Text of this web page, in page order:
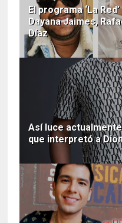
El programa ‘La
Dayana Jaimes,
Díaz
Así luce
que interpretó a